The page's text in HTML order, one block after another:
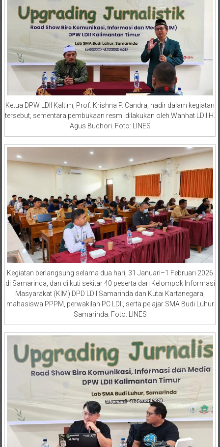
Ketua DPW LDII Kaltim, Prof. Krishna P. Candra, hadir dalam kegiatan
tersebut, sementara pembukaan resmi dilakukan oleh Wanhat LDII H.
Agus Buchori. Foto: LINES
Kegiatan berlangsung selama dua hari, 31 Januari–1 Februari 2026
di Samarinda, dan diikuti sekitar 40 peserta dari Kelompok Informasi
Masyarakat (KIM) DPD LDII Samarinda dan Kutai Kartanegara,
mahasiswa PPPM, perwakilan PC LDII, serta pelajar SMA Budi Luhur
Samarinda. Foto: LINES